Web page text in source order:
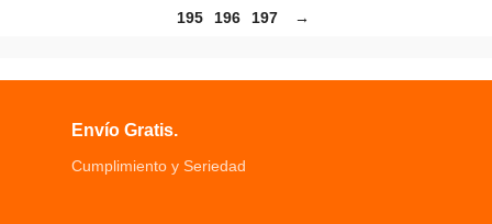
195 196 197 →
Envío Gratis.
Cumplimiento y Seriedad